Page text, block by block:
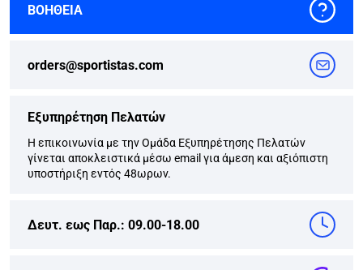
ΒΟΗΘΕΙΑ
orders@sportistas.com
Εξυπηρέτηση Πελατών
Η επικοινωνία με την Ομάδα Εξυπηρέτησης Πελατών
γίνεται αποκλειστικά μέσω email για άμεση και αξιόπιστη
υποστήριξη εντός 48ωρων.
Δευτ. εως Παρ.: 09.00-18.00